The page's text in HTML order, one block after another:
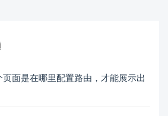
页面是在哪里配置路由，才能展示出